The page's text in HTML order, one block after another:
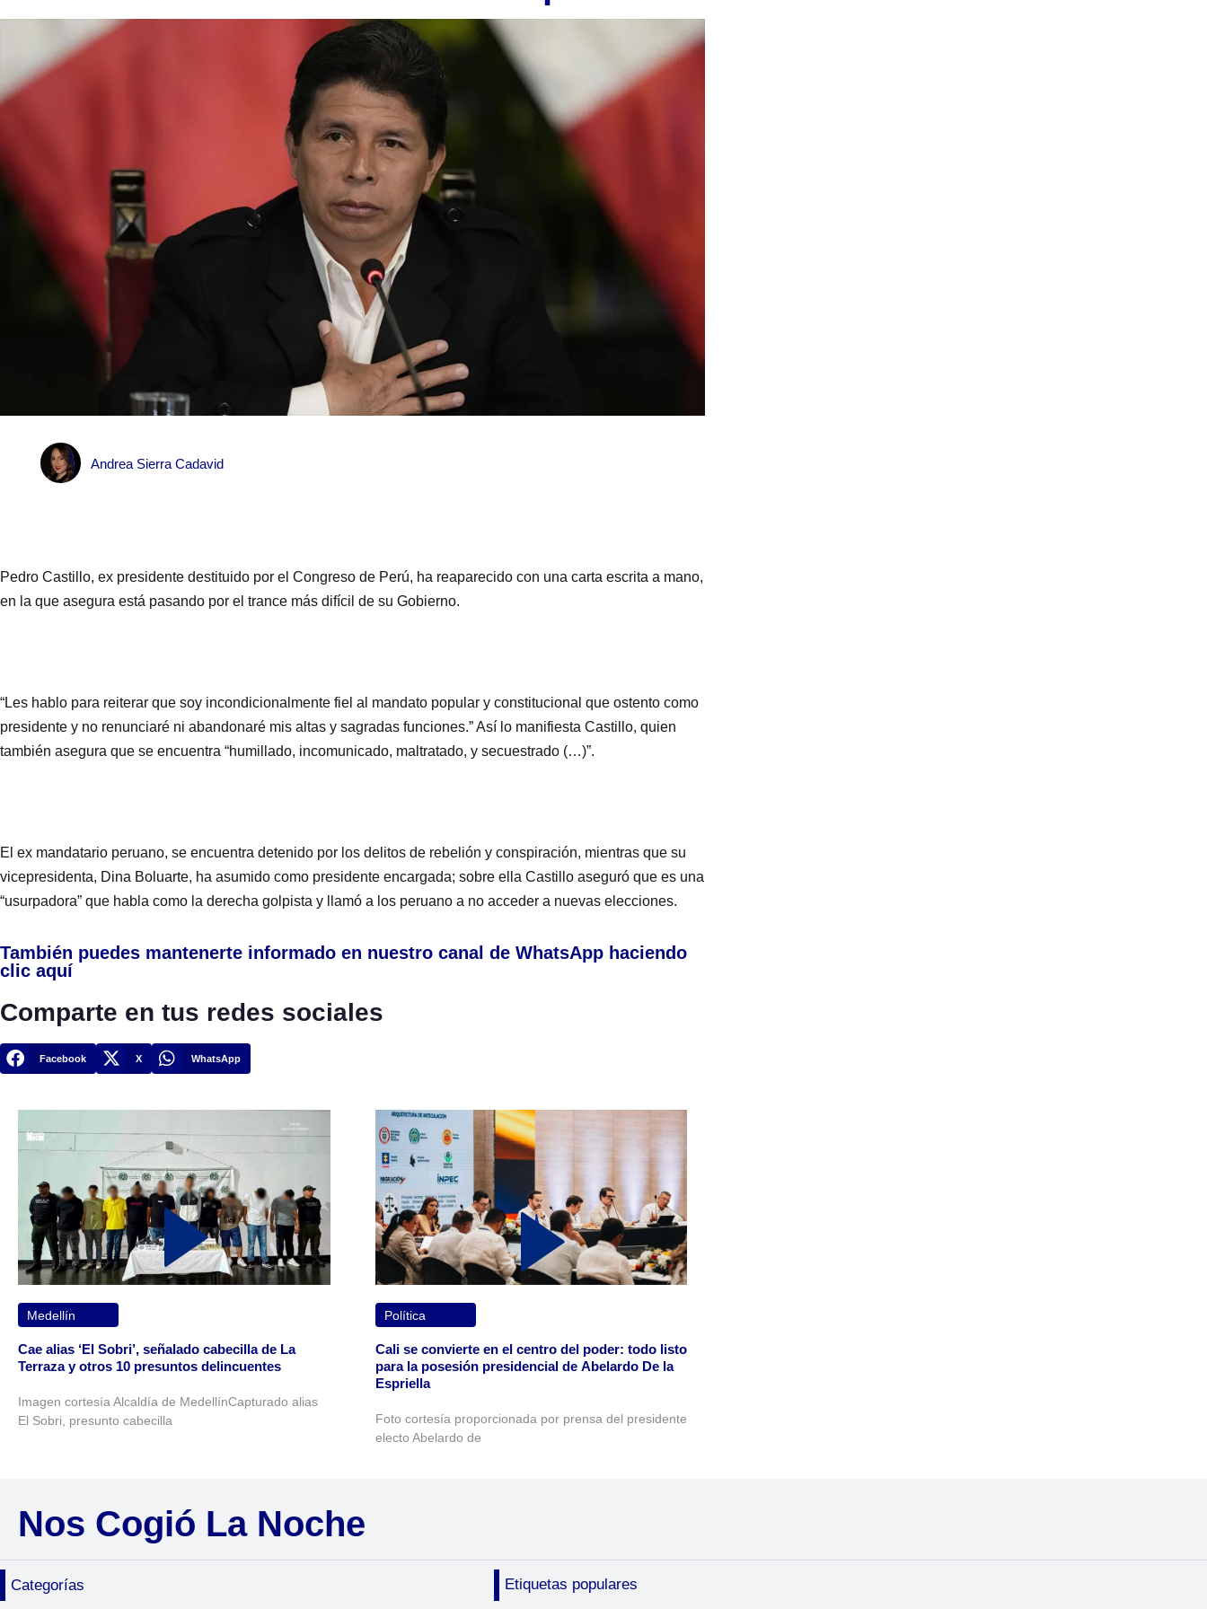
Andrea Sierra Cadavid
Pedro Castillo, ex presidente destituido por el Congreso de Perú, ha reaparecido con una carta escrita a mano,
en la que asegura está pasando por el trance más difícil de su Gobierno.
“Les hablo para reiterar que soy incondicionalmente fiel al mandato popular y constitucional que ostento como
presidente y no renunciaré ni abandonaré mis altas y sagradas funciones.” Así lo manifiesta Castillo, quien
también asegura que se encuentra “humillado, incomunicado, maltratado, y secuestrado (…)”.
El ex mandatario peruano, se encuentra detenido por los delitos de rebelión y conspiración, mientras que su
vicepresidenta, Dina Boluarte, ha asumido como presidente encargada; sobre ella Castillo aseguró que es una
“usurpadora” que habla como la derecha golpista y llamó a los peruano a no acceder a nuevas elecciones.
También puedes mantenerte informado en nuestro canal de WhatsApp haciendo
clic aquí
Comparte en tus redes sociales
Facebook X WhatsApp
Medellín
Cae alias ‘El Sobri’, señalado cabecilla de La
Terraza y otros 10 presuntos delincuentes
Imagen cortesía Alcaldía de MedellínCapturado alias
El Sobri, presunto cabecilla
Política
Cali se convierte en el centro del poder: todo listo
para la posesión presidencial de Abelardo De la
Espriella
Foto cortesía proporcionada por prensa del presidente
electo Abelardo de
Nos Cogió La Noche
Categorías Etiquetas populares